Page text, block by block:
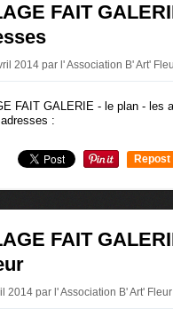
FAIT
2014 par l' Association B' Art'
:
Repost
FAIT
2014 par l' Association B' Art' Fleur